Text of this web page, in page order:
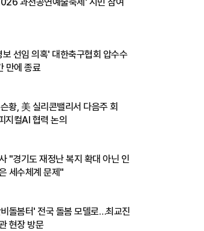
보 선임 의혹' 대한축구협회 압수수
만에 종료
황, 美 실리콘밸리서 다음주 회
지컬AI 협력 논의
"경기도 재정난 복지 확대 아닌 인
세수체계 문제"
돌봄터' 전국 돌봄 모델로…최교진
현장 방문